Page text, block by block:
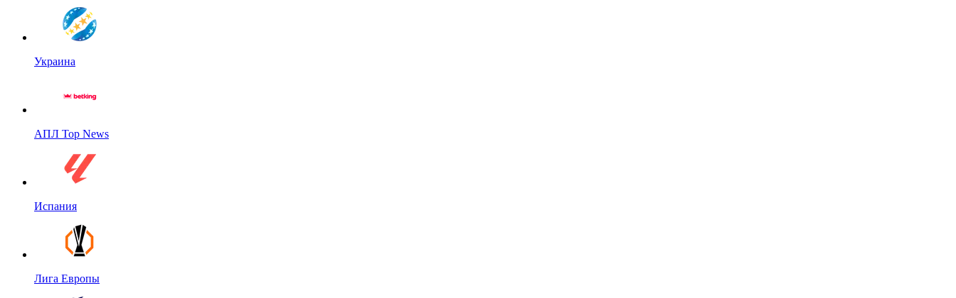
Украина
АПЛ Top News
Испания
Лига Европы